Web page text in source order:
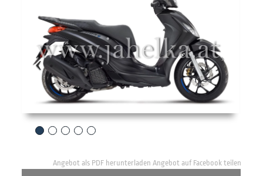
Angebot als PDF herunterladen Angebot auf Facebook teilen